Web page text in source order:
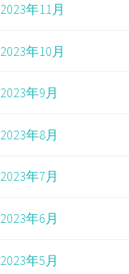
2023年11月
2023年10月
2023年9月
2023年8月
2023年7月
2023年6月
2023年5月